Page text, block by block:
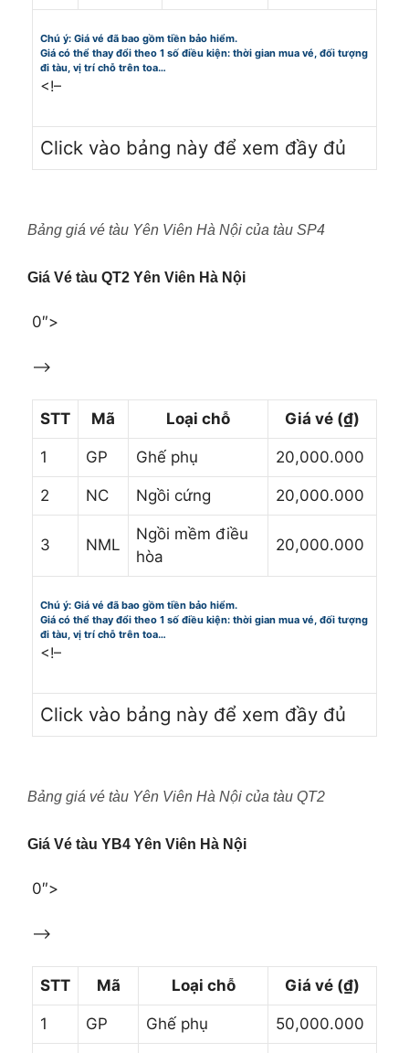
Chú ý: Giá vé đã bao gồm tiền bảo hiểm.
Giá có thể thay đổi theo 1 số điều kiện: thời gian mua vé, đối tượng
đi tàu, vị trí chỗ trên toa…
<!–
Click vào bảng này để xem đầy đủ
Bảng giá vé tàu Yên Viên Hà Nội của tàu SP4
Giá Vé tàu QT2 Yên Viên Hà Nội
0″>
–>
STT Mã Loại chỗ Giá vé (₫)
1 GP Ghế phụ 20,000.000
2 NC Ngồi cứng 20,000.000
3 NML
Ngồi mềm điều
hòa
20,000.000
Chú ý: Giá vé đã bao gồm tiền bảo hiểm.
Giá có thể thay đổi theo 1 số điều kiện: thời gian mua vé, đối tượng
đi tàu, vị trí chỗ trên toa…
<!–
Click vào bảng này để xem đầy đủ
Bảng giá vé tàu Yên Viên Hà Nội của tàu QT2
Giá Vé tàu YB4 Yên Viên Hà Nội
0″>
–>
STT Mã Loại chỗ Giá vé (₫)
1 GP Ghế phụ 50,000.000